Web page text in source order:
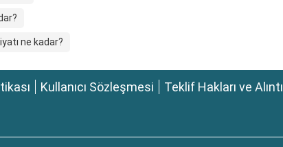
ne kadar?
Kullanıcı Sözleşmesi Teklif Hakları ve Alıntı